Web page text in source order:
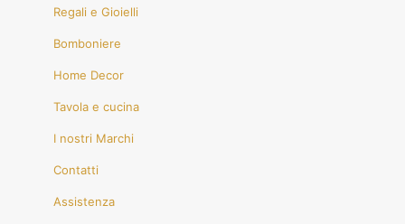
Regali e Gioielli
Bomboniere
Home Decor
Tavola e cucina
I nostri Marchi
Contatti
Assistenza